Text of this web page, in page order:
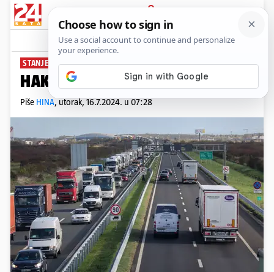
PRIJAVA
News Komentari
STANJE U PROMETU
HAK javlja: Gužve u prometu
Piše HINA,utorak, 16.7.2024. u 07:28